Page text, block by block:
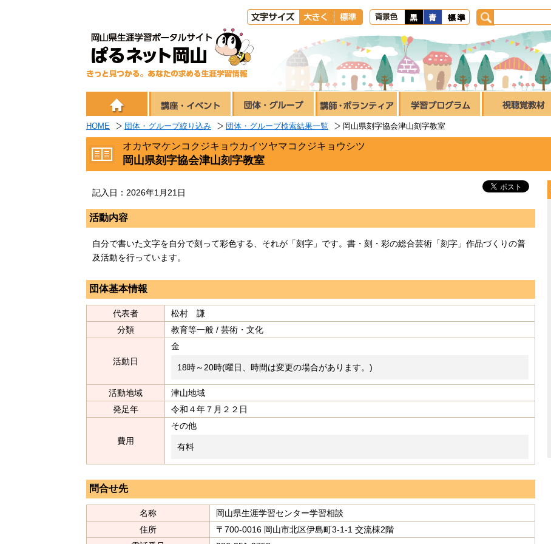
HOME 団体・グループ絞り込み 団体・グループ検索結果一覧 岡山県刻字協会津山刻字教室
オカヤマケンコクジキョウカイツヤマコクジキョウシツ
岡山県刻字協会津山刻字教室
記入日：2026年1月21日
活動内容
自分で書いた文字を自分で刻って彩色する、それが「刻字」です。書・刻・彩の総合芸術「刻字」作品づくりの普
及活動を行っています。
団体基本情報
代表者
松村 謙
分類
教育等一般 / 芸術・文化
活動日
金
18時～20時(曜日、時間は変更の場合があります。)
活動地域
津山地域
発足年
令和４年７月２２日
費用
その他
有料
問合せ先
名称
岡山県生涯学習センター学習相談
住所
〒700-0016 岡山市北区伊島町3-1-1 交流棟2階